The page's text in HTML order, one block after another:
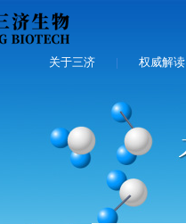
关于三济 权威解读